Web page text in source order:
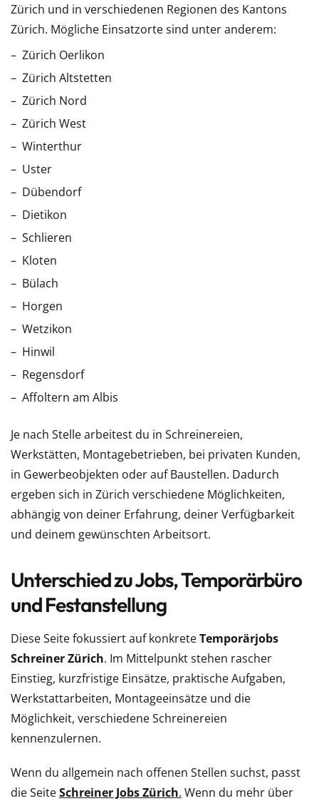
Zürich und in verschiedenen Regionen des Kantons
Zürich. Mögliche Einsatzorte sind unter anderem:
Zürich Oerlikon
Zürich Altstetten
Zürich Nord
Zürich West
Winterthur
Uster
Dübendorf
Dietikon
Schlieren
Kloten
Bülach
Horgen
Wetzikon
Hinwil
Regensdorf
Affoltern am Albis
Je nach Stelle arbeitest du in Schreinereien,
Werkstätten, Montagebetrieben, bei privaten Kunden,
in Gewerbeobjekten oder auf Baustellen. Dadurch
ergeben sich in Zürich verschiedene Möglichkeiten,
abhängig von deiner Erfahrung, deiner Verfügbarkeit
und deinem gewünschten Arbeitsort.
Unterschied zu Jobs, Temporärbüro
und Festanstellung
Diese Seite fokussiert auf konkreteTemporärjobs
Schreiner Zürich. Im Mittelpunkt stehen rascher
Einstieg, kurzfristige Einsätze, praktische Aufgaben,
Werkstattarbeiten, Montageeinsätze und die
Möglichkeit, verschiedene Schreinereien
kennenzulernen.
Wenn du allgemein nach offenen Stellen suchst, passt
die SeiteSchreiner Jobs Zürich. Wenn du mehr über